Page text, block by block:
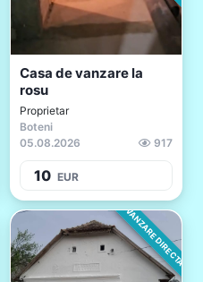
Casa de vanzare la
rosu
Proprietar
Boteni
05.08.2026
917
10 EUR
VANZARE DIRECTA